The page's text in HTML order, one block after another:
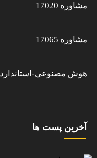
مشاوره 17020
مشاوره 17065
هوش مصنوعی-استاندارد
آخرین پست ها